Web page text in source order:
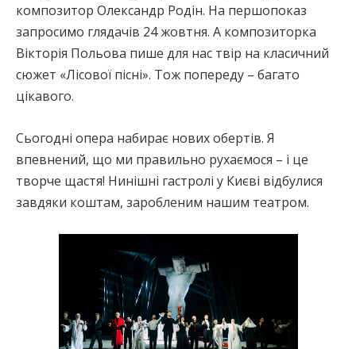
композитор Олександр Родін. На першопоказ
запросимо глядачів 24 жовтня. А композиторка
Вікторія Польова пише для нас твір на класичний
сюжет «Лісової пісні». Тож попереду – багато
цікавого.
Сьогодні опера набирає нових обертів. Я
впевнений, що ми правильно рухаємося – і це
творче щастя! Нинішні гастролі у Києві відбулися
завдяки коштам, заробленим нашим театром.